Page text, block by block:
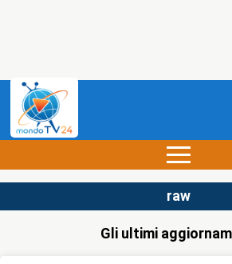
raw
Gli ultimi